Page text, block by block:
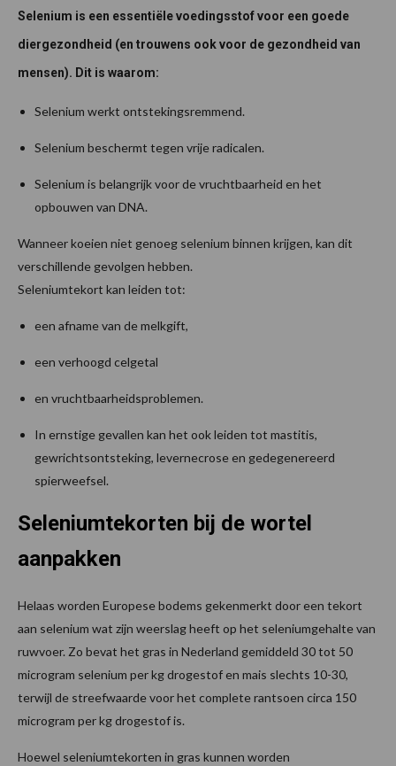
Selenium is een essentiële voedingsstof voor een goede
diergezondheid (en trouwens ook voor de gezondheid van
mensen). Dit is waarom:
Selenium werkt ontstekingsremmend.
Selenium beschermt tegen vrije radicalen.
Selenium is belangrijk voor de vruchtbaarheid en het
opbouwen van DNA.
Wanneer koeien niet genoeg selenium binnen krijgen, kan dit
verschillende gevolgen hebben.
Seleniumtekort kan leiden tot:
een afname van de melkgift,
een verhoogd celgetal
en vruchtbaarheidsproblemen.
In ernstige gevallen kan het ook leiden tot mastitis,
gewrichtsontsteking, levernecrose en gedegenereerd
spierweefsel.
Seleniumtekorten bij de wortel
aanpakken
Helaas worden Europese bodems gekenmerkt door een tekort
aan selenium wat zijn weerslag heeft op het seleniumgehalte van
ruwvoer. Zo bevat het gras in Nederland gemiddeld 30 tot 50
microgram selenium per kg drogestof en mais slechts 10-30,
terwijl de streefwaarde voor het complete rantsoen circa 150
microgram per kg drogestof is.
Hoewel seleniumtekorten in gras kunnen worden